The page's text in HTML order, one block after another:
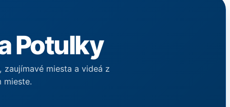
Potulky
miesta a videá z
mieste.